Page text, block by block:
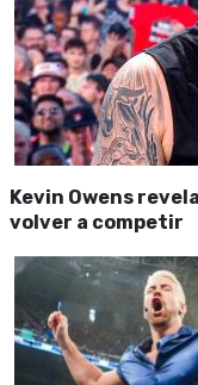
Kevin Owens
volver a competir